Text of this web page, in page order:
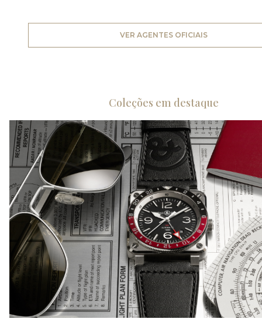
VER AGENTES OFICIAIS
Coleções em destaque